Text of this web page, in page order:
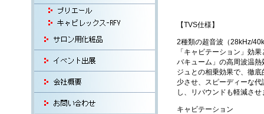
【TVS仕様】
2種類の超音波（28kHz/
「キャビテーション」効
バキューム」の高周波温
ジュとの相乗効果で、徹
少させ、スピーディーな
し、リバウンドも軽減させ
キャビテーション